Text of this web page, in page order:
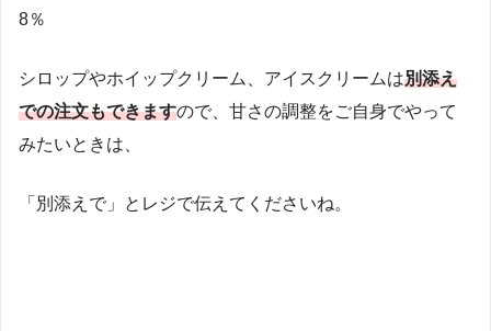
8％
シロップやホイップクリーム、アイスクリームは別添え
での注文もできますので、甘さの調整をご自身でやって
みたいときは、
「別添えで」とレジで伝えてくださいね。